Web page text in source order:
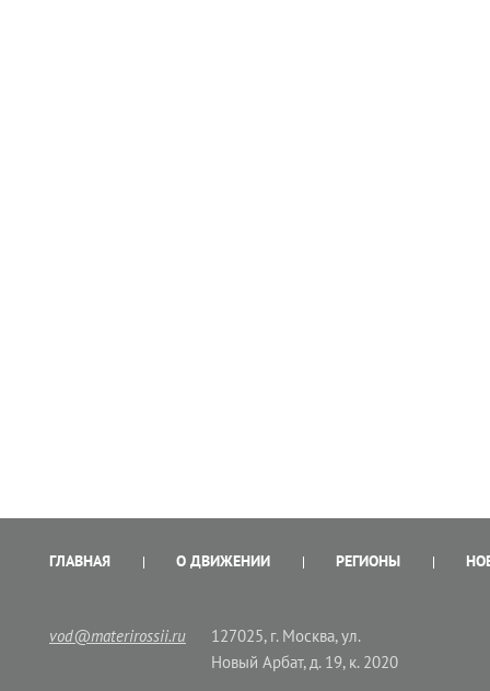
ГЛАВНАЯ О ДВИЖЕНИИ РЕГИОНЫ
vod@materirossii.ru
127025, г. Москва, ул.
Новый Арбат, д. 19, к. 2020